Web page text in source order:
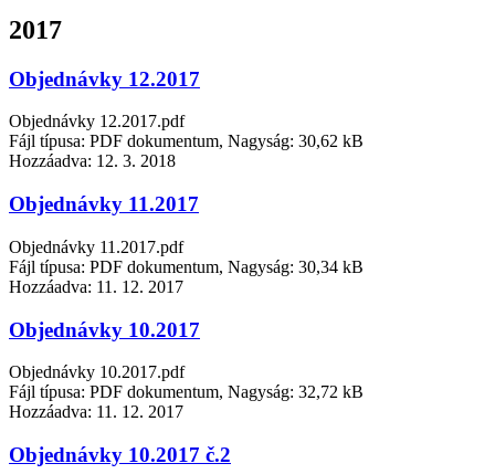
2017
Objednávky 12.2017
Objednávky 12.2017.pdf
Fájl típusa: PDF dokumentum, Nagyság: 30,62 kB
Hozzáadva: 12. 3. 2018
Objednávky 11.2017
Objednávky 11.2017.pdf
Fájl típusa: PDF dokumentum, Nagyság: 30,34 kB
Hozzáadva: 11. 12. 2017
Objednávky 10.2017
Objednávky 10.2017.pdf
Fájl típusa: PDF dokumentum, Nagyság: 32,72 kB
Hozzáadva: 11. 12. 2017
Objednávky 10.2017 č.2